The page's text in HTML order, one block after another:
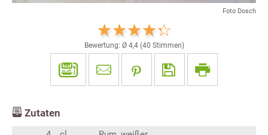
Foto Dosch
Bewertung: Ø 4,4(40 Stimmen)
Zutaten